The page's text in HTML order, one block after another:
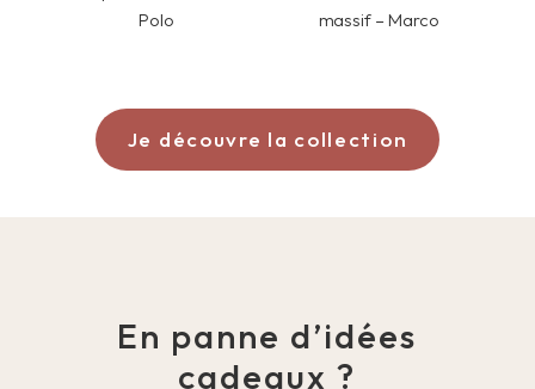
Polo
massif – Marco
Je découvre la collection
En panne d’idées
cadeaux ?